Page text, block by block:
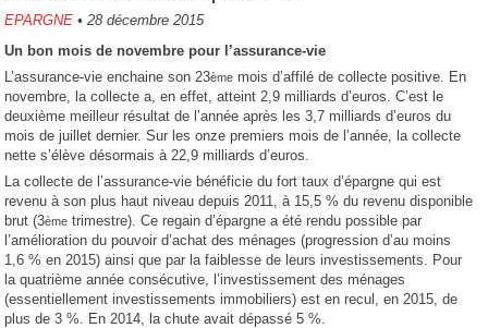
EPARGNE • 28 décembre 2015
Un bon mois de novembre pour l’assurance-vie
L’assurance-vie enchaine son 23ème mois d’affilé de collecte positive. En
novembre, la collecte a, en effet, atteint 2,9 milliards d’euros. C’est le
deuxième meilleur résultat de l’année après les 3,7 milliards d’euros du
mois de juillet dernier. Sur les onze premiers mois de l’année, la collecte
nette s’élève désormais à 22,9 milliards d’euros.
La collecte de l’assurance-vie bénéficie du fort taux d’épargne qui est
revenu à son plus haut niveau depuis 2011, à 15,5 % du revenu disponible
brut (3ème trimestre). Ce regain d’épargne a été rendu possible par
l’amélioration du pouvoir d’achat des ménages (progression d’au moins
1,6 % en 2015) ainsi que par la faiblesse de leurs investissements. Pour
la quatrième année consécutive, l’investissement des ménages
(essentiellement investissements immobiliers) est en recul, en 2015, de
plus de 3 %. En 2014, la chute avait dépassé 5 %.